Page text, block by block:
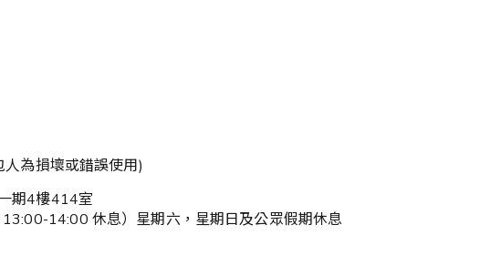
為損壞或錯誤使用)
期4樓414室
14:00 休息）星期六，星期日及公眾假期休息